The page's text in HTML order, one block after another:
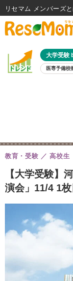
大学受験
医専予備校
【大学受験】
演会」11/4 1
教育・受験 高校生
リセマム メンバーズ